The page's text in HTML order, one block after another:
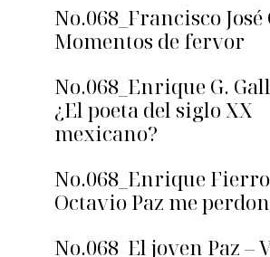
No.068_Francisco José
Momentos de fervor
No.068_Enrique G.
¿El poeta del siglo XX
mexicano?
No.068_Enrique
Octavio Paz me
No.068_El joven Paz –